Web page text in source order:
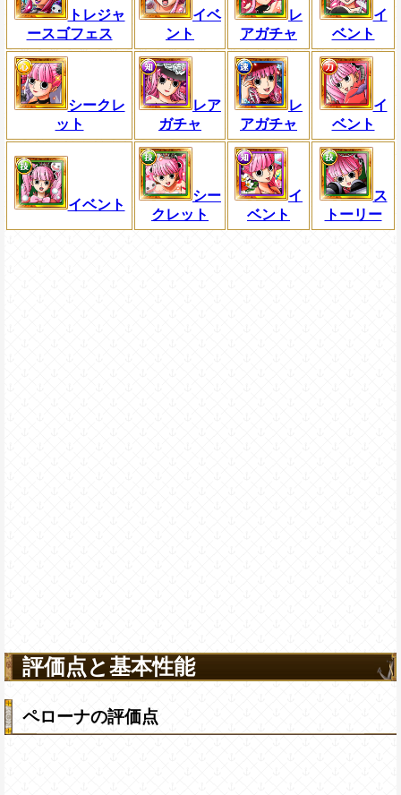
トレジャ
ースゴフェス
イベ
ント
レ
アガチャ
イ
ベント
シークレ
ット
レア
ガチャ
レ
アガチャ
イ
ベント
イベント
シー
クレット
イ
ベント
ス
トーリー
評価点と基本性能
ペローナの評価点